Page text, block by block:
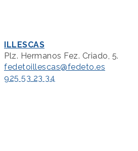
ILLESCAS
Plz. Hermanos Fez. Criado, 5.
fedetoillescas@fedeto.es
925 53 23 34